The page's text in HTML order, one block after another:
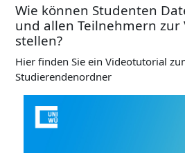
Wie können Studenten
und allen Teilnehmern zur
stellen?
Hier finden Sie ein Videotutorial
Studierendenordner